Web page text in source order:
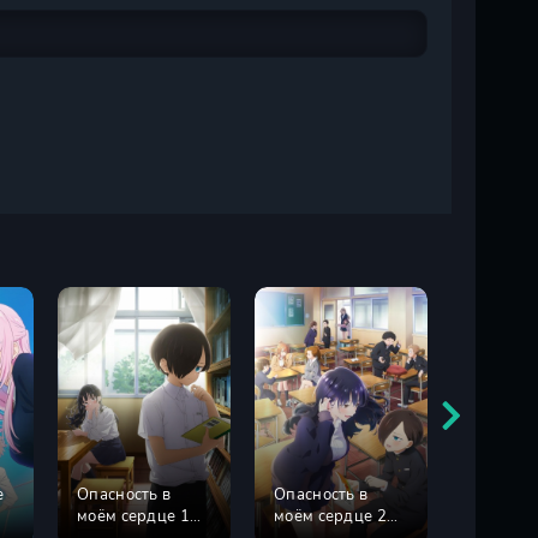
Опасность в
моём сердце 1
Опасность в
моём сердце 2